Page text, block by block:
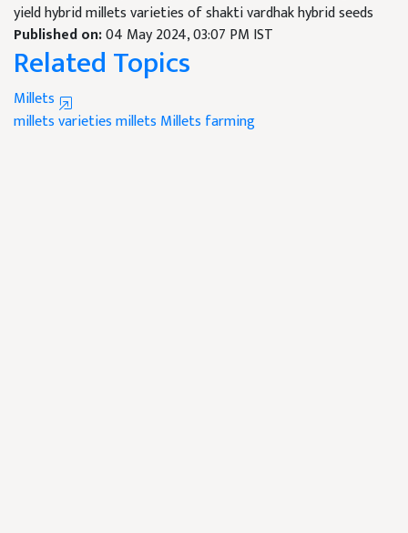
yield hybrid millets varieties of shakti vardhak hybrid seeds
Published on:04 May 2024, 03:07 PM IST
Related Topics
Millets
millets varietiesmillets Millets farming